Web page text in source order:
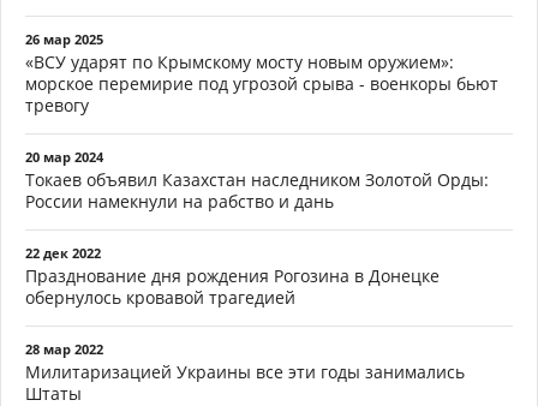
26 мар 2025
«ВСУ ударят по Крымскому мосту новым оружием»:
морское перемирие под угрозой срыва - военкоры бьют
тревогу
20 мар 2024
Токаев объявил Казахстан наследником Золотой Орды:
России намекнули на рабство и дань
22 дек 2022
Празднование дня рождения Рогозина в Донецке
обернулось кровавой трагедией
28 мар 2022
Милитаризацией Украины все эти годы занимались
Штаты